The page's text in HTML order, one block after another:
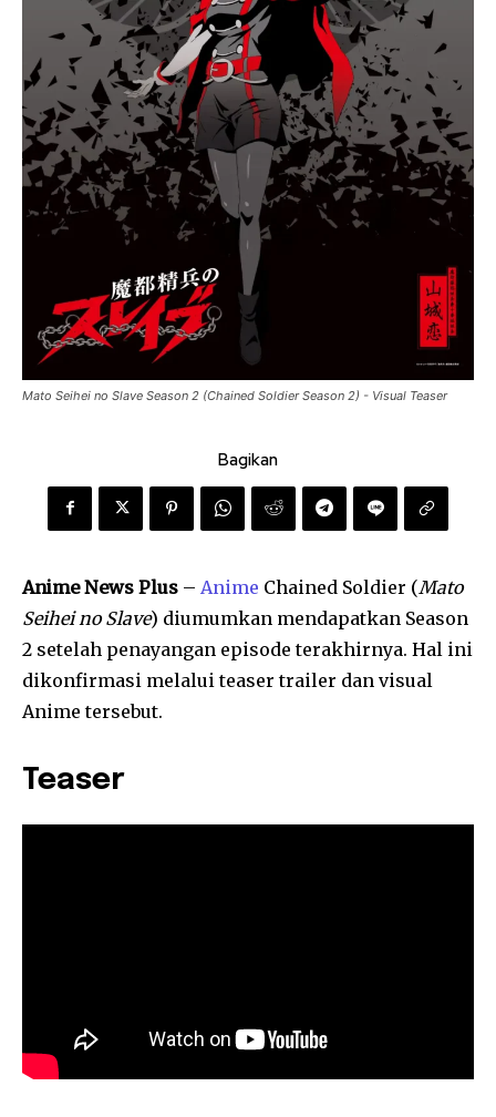
Mato Seihei no Slave Season 2 (Chained Soldier Season 2) - Visual Teaser
Bagikan
Anime News Plus – Anime Chained Soldier (Mato
Seihei no Slave) diumumkan mendapatkan Season
2 setelah penayangan episode terakhirnya. Hal ini
dikonfirmasi melalui teaser trailer dan visual
Anime tersebut.
Teaser